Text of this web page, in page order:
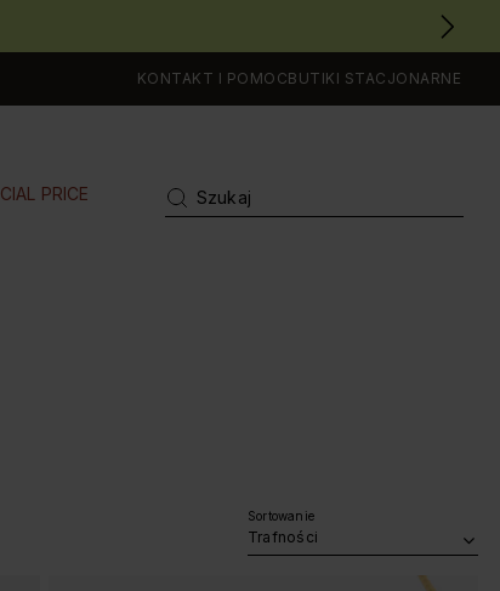
KONTAKT I POMOCBUTIKI STACJONARNE
PRICE
Sortowanie
Trafności